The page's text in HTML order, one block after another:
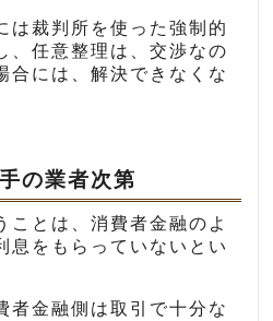
は裁判所を使った強制的
、任意整理は、交渉なの
合には、解決できなくな
の業者次第
ことは、消費者金融のよ
息をもらっていないとい
者金融側は取引で十分な